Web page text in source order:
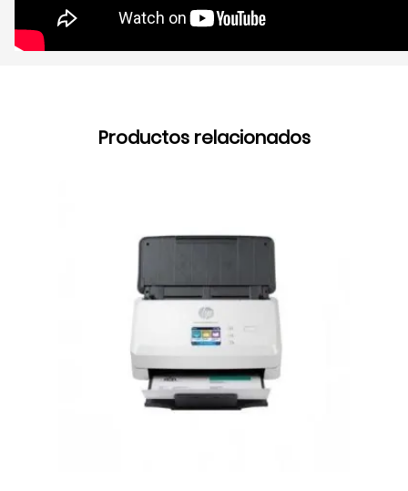
Productos relacionados